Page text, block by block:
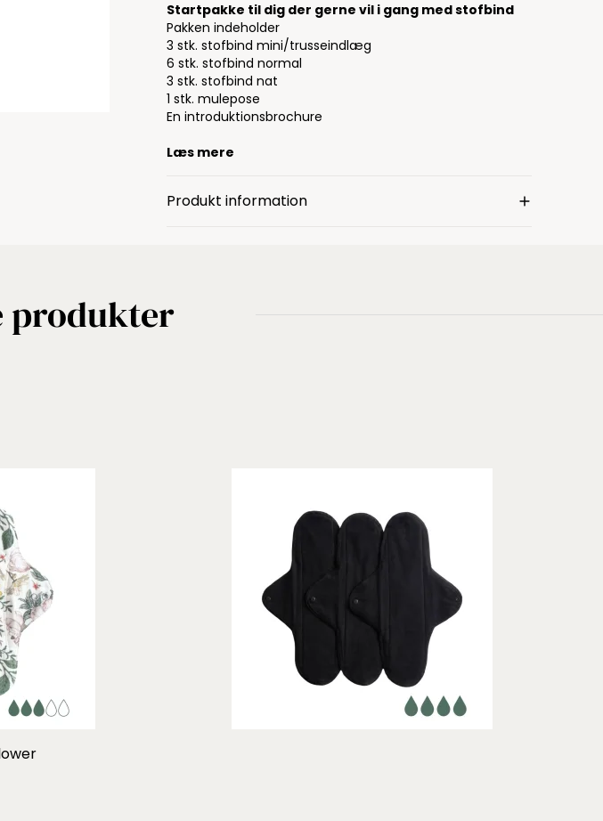
Startpakke til dig der gerne vil i gang med stofbind
Pakken indeholder
3 stk. stofbind mini/trusseindlæg
6 stk. stofbind normal
3 stk. stofbind nat
1 stk. mulepose
En introduktionsbrochure
Læs mere
Produkt information
produkter